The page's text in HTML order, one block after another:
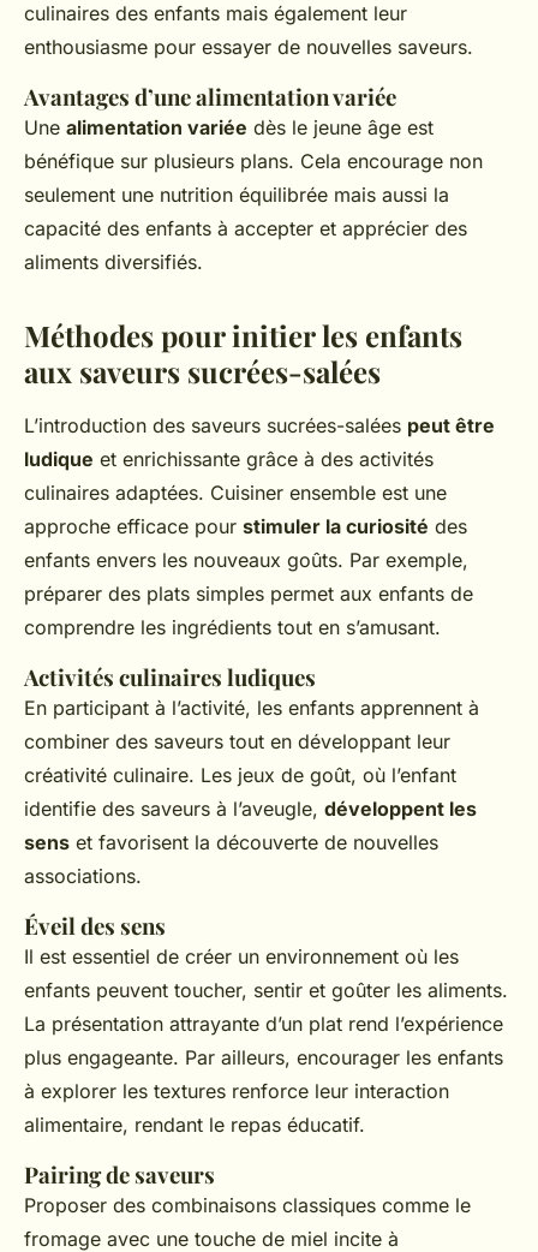
culinaires des enfants mais également leur
enthousiasme pour essayer de nouvelles saveurs.
Avantages d’une alimentation variée
Une alimentation variée dès le jeune âge est
bénéfique sur plusieurs plans. Cela encourage non
seulement une nutrition équilibrée mais aussi la
capacité des enfants à accepter et apprécier des
aliments diversifiés.
Méthodes pour initier les enfants
aux saveurs sucrées-salées
L’introduction des saveurs sucrées-salées peut être
ludique et enrichissante grâce à des activités
culinaires adaptées. Cuisiner ensemble est une
approche efficace pour stimuler la curiosité des
enfants envers les nouveaux goûts. Par exemple,
préparer des plats simples permet aux enfants de
comprendre les ingrédients tout en s’amusant.
Activités culinaires ludiques
En participant à l’activité, les enfants apprennent à
combiner des saveurs tout en développant leur
créativité culinaire. Les jeux de goût, où l’enfant
identifie des saveurs à l’aveugle, développent les
sens et favorisent la découverte de nouvelles
associations.
Éveil des sens
Il est essentiel de créer un environnement où les
enfants peuvent toucher, sentir et goûter les aliments.
La présentation attrayante d’un plat rend l’expérience
plus engageante. Par ailleurs, encourager les enfants
à explorer les textures renforce leur interaction
alimentaire, rendant le repas éducatif.
Pairing de saveurs
Proposer des combinaisons classiques comme le
fromage avec une touche de miel incite à